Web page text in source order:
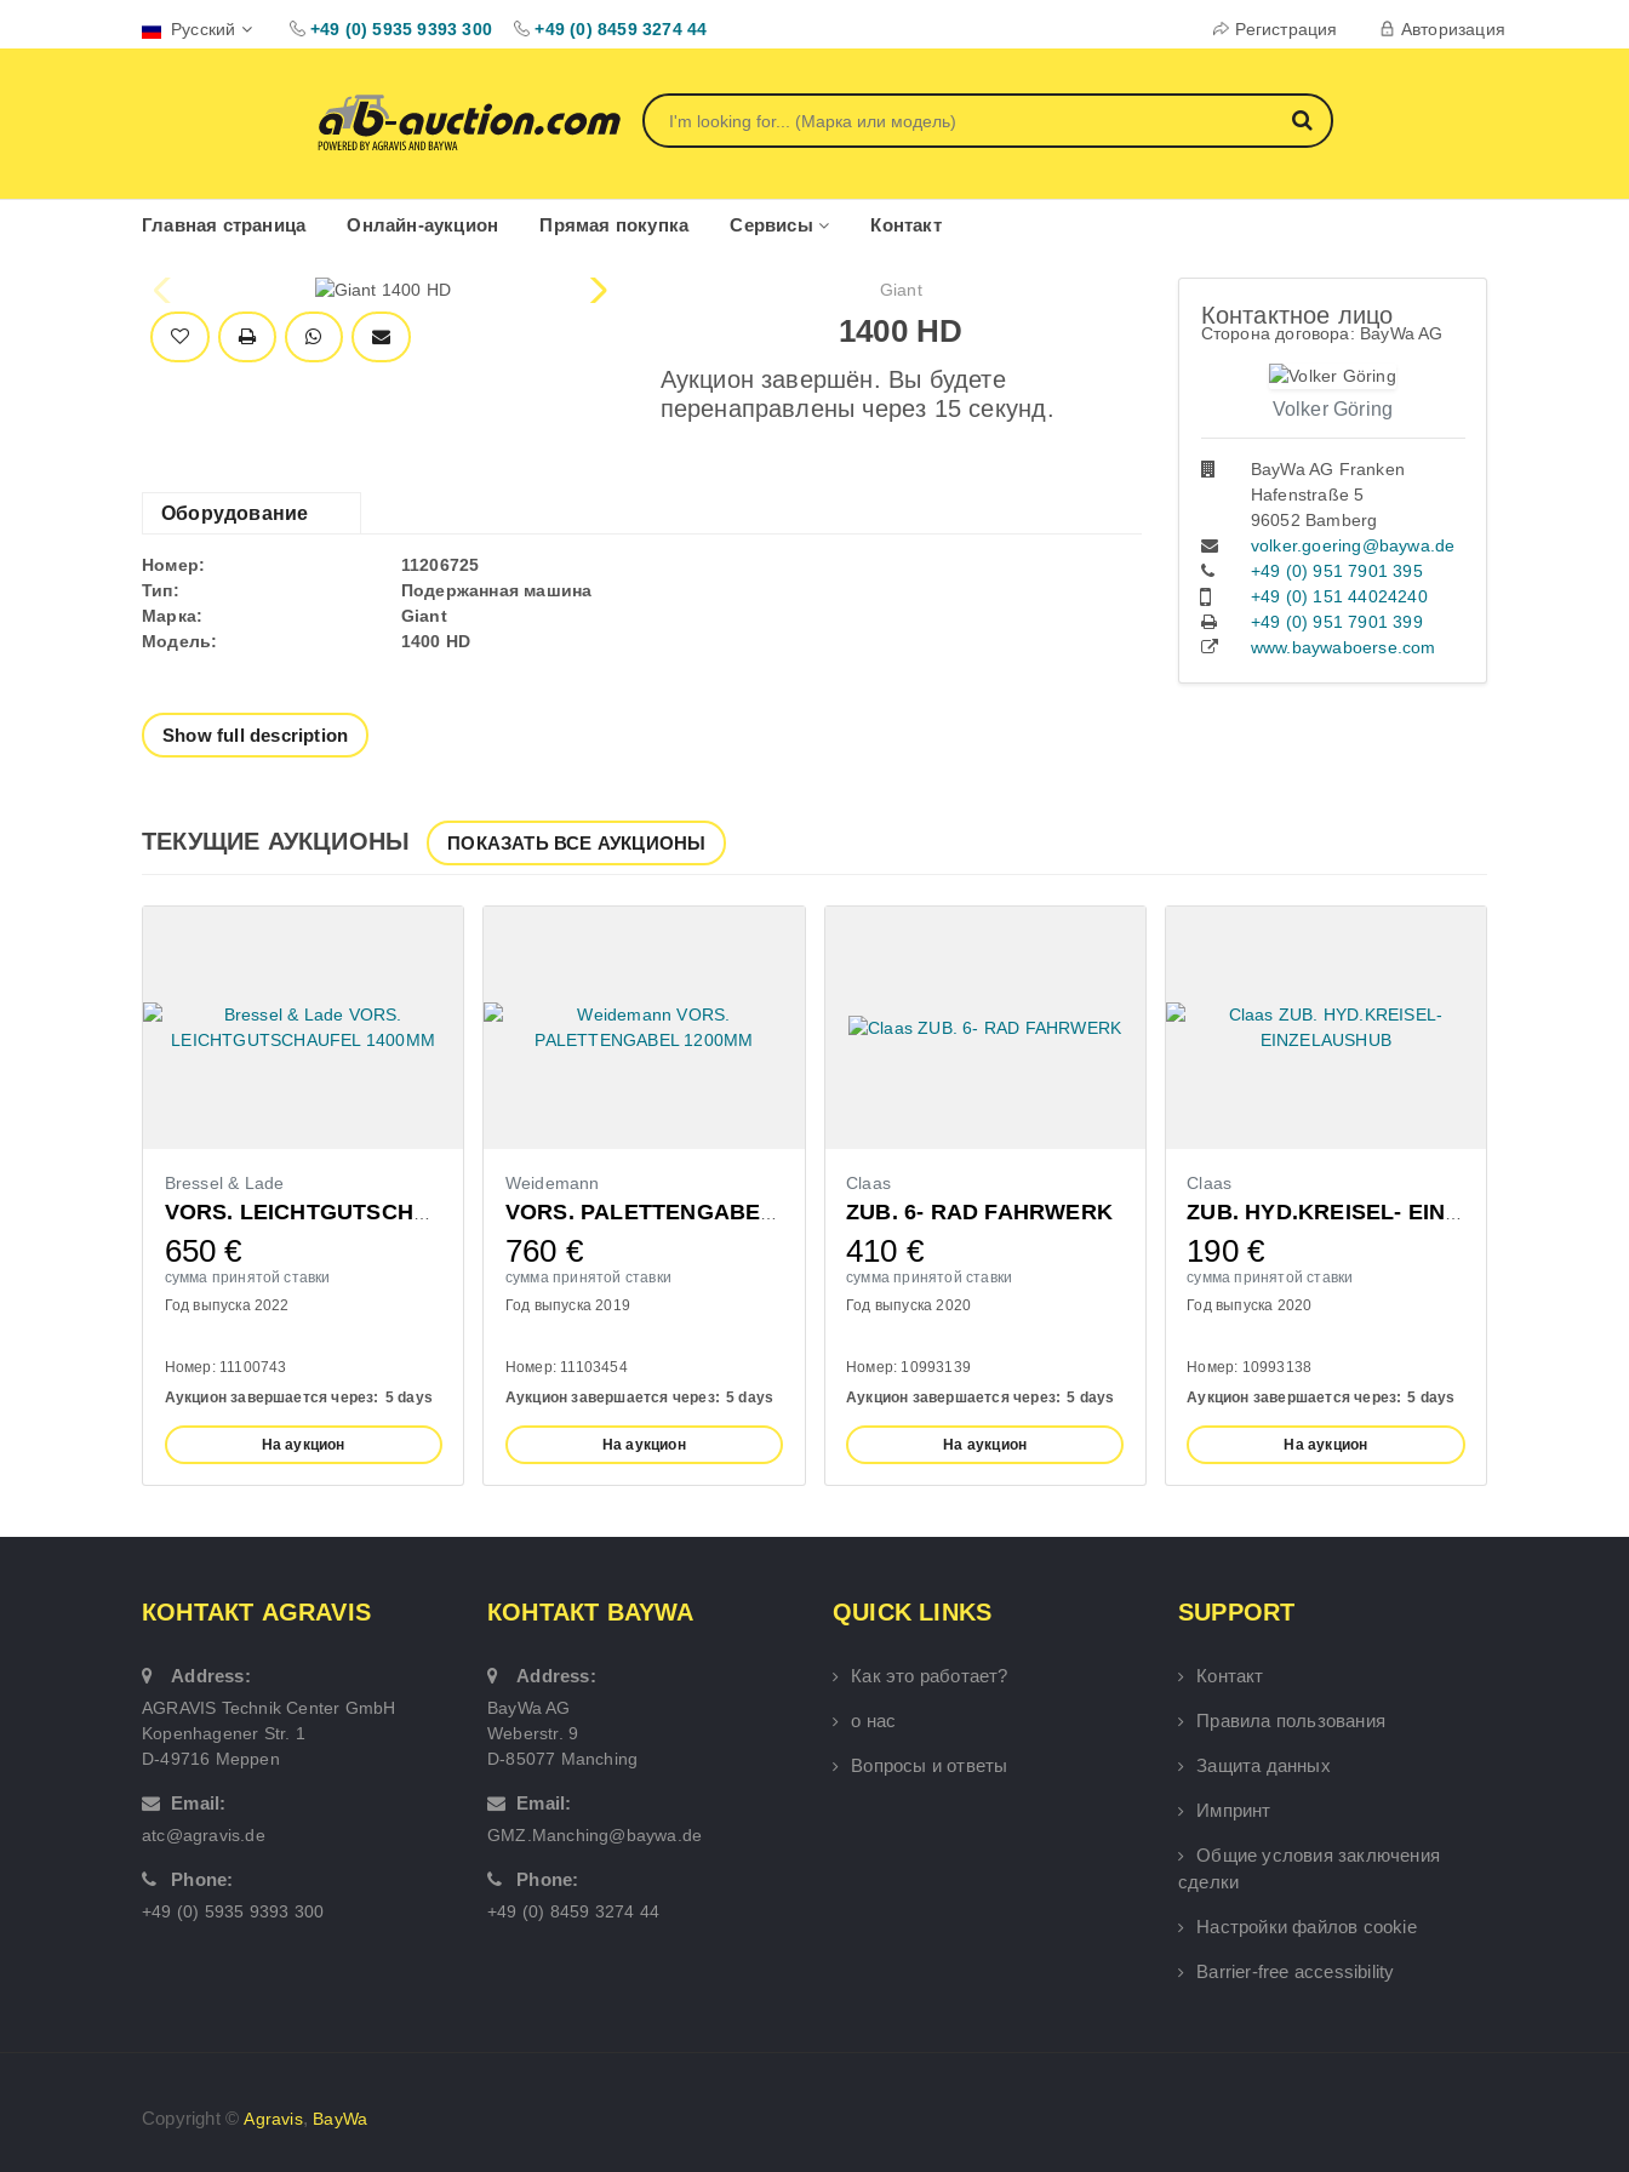
Русский +49 (0) 5935 9393 300 +49 (0) 8459 3274 44 Регистрация Авторизация
Главная страница Онлайн-аукцион Прямая покупка Сервисы Контакт
Giant
1400 HD
Аукцион завершён. Вы будете
перенаправлены через 15 секунд.
Оборудование
Номер:
11206725
Тип:
Подержанная машина
Марка:
Giant
Модель:
1400 HD
Show full description
Контактное лицо
Сторона договора: BayWa AG
Volker Göring
BayWa AG Franken
Hafenstraße 5
96052 Bamberg
volker.goering@baywa.de
+49 (0) 951 7901 395
+49 (0) 151 44024240
+49 (0) 951 7901 399
www.baywaboerse.com
ТЕКУЩИЕ АУКЦИОНЫ ПОКАЗАТЬ ВСЕ АУКЦИОНЫ
Bressel & Lade
650 €
сумма принятой ставки
Год выпуска 2022
Номер: 11100743
Аукцион завершается через: 5 days
На аукцион
Weidemann
760 €
сумма принятой ставки
Год выпуска 2019
Номер: 11103454
Аукцион завершается через: 5 days
На аукцион
Claas
ZUB. 6- RAD FAHRWERK
410 €
сумма принятой ставки
Год выпуска 2020
Номер: 10993139
Аукцион завершается через: 5 days
На аукцион
Claas
190€
сумма принятой ставки
Год выпуска 2020
Номер: 10993138
Аукцион завершается через: 5 days
На аукцион
КОНТАКТ AGRAVIS
Address:
AGRAVIS Technik Center GmbH
Kopenhagener Str. 1
D-49716 Meppen
Email:
atc@agravis.de
Phone:
+49 (0) 5935 9393 300
КОНТАКТ BAYWA
Address:
BayWa AG
Weberstr. 9
D-85077 Manching
Email:
GMZ.Manching@baywa.de
Phone:
+49 (0) 8459 3274 44
QUICK LINKS
Как это работает?
о нас
Вопросы и ответы
SUPPORT
Контакт
Правила пользования
Защита данных
Импринт
Общие условия заключения
сделки
Настройки файлов cookie
Barrier-free accessibility
Copyright ©Agravis, BayWa